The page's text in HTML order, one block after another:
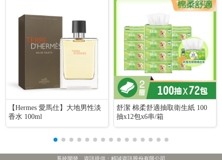
【Hermes 愛馬仕】大地男性淡
香水 100ml
舒潔 棉柔舒適抽取衛生紙 100
抽x12包x6串/箱
系統開發、資訊提供：精誠資訊股份有限公司